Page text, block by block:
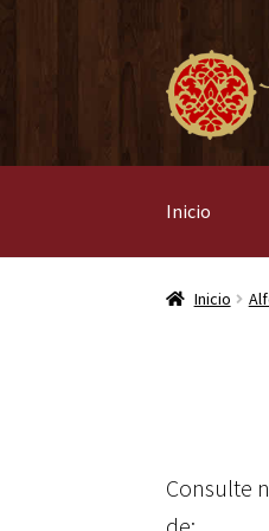
Ir
a
la
Ir
al
contenido
Inicio
Inicio
Consulte